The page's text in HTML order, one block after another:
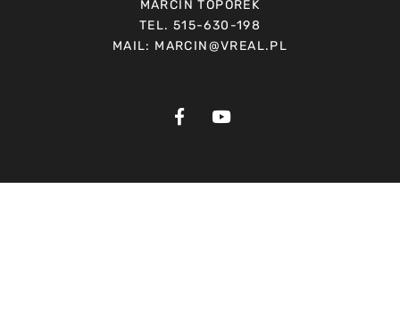
MARCIN TOPOREK
TEL. 515-630-198
MAIL: MARCIN@VREAL.PL